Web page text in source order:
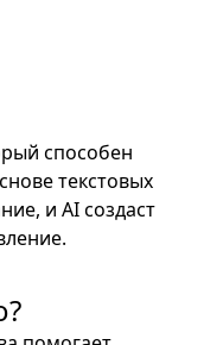
способен
текстовых
и AI создаст